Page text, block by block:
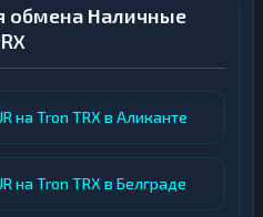
обмена Наличные
на Tron TRX в Аликанте
на Tron TRX в Белграде